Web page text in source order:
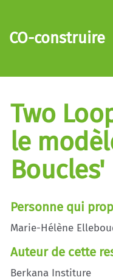
Aller au contenu
CO-construire
Two
le
Boucles'
Personne qui
Marie-Hélène
Auteur de cette
Berkana Institure